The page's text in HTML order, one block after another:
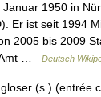
1950 in
Er ist seit 1994
2005 bis 2009
Amt …
Deutsch
(s ) (entrée